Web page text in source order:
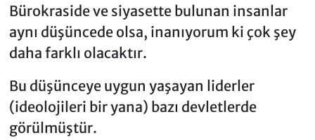
Bürokraside ve siyasette bulunan insanlar
aynı düşüncede olsa, inanıyorum ki çok şey
daha farklı olacaktır.
Bu düşünceye uygun yaşayan liderler
(ideolojileri bir yana) bazı devletlerde
görülmüştür.